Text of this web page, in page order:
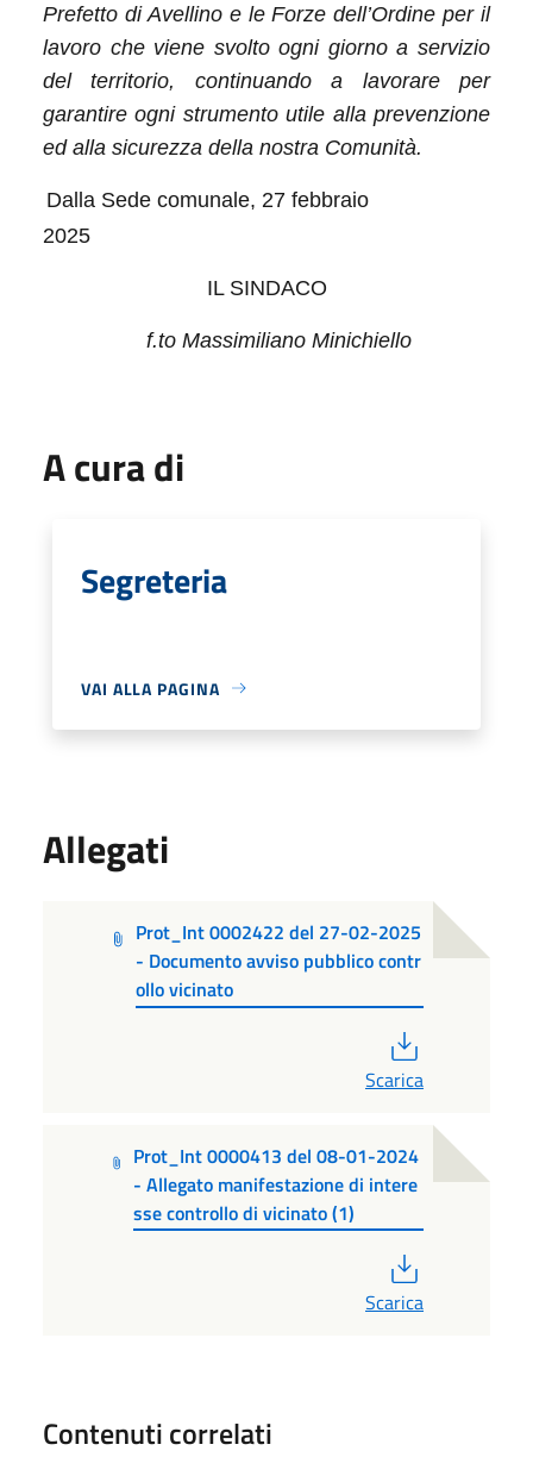
Prefetto di Avellino e le Forze dell’Ordine per il
lavoro che viene svolto ogni giorno a servizio
del territorio, continuando a lavorare per
garantire ogni strumento utile alla prevenzione
ed alla sicurezza della nostra Comunità.
Dalla Sede comunale, 27 febbraio
2025
IL SINDACO
f.to Massimiliano Minichiello
A cura di
Segreteria
VAI ALLA PAGINA
Allegati
Prot_Int 0002422 del 27-02-2025
- Documento avviso pubblico contr
ollo vicinato
Scarica
Prot_Int 0000413 del 08-01-2024
- Allegato manifestazione di intere
sse controllo di vicinato (1)
Scarica
Contenuti correlati